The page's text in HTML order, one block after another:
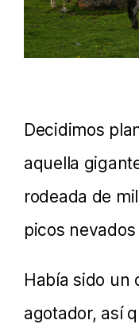
Decidimos
aquella
rodeada de
picos
Había sido un
agotador, así